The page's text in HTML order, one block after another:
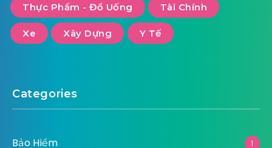
Thực Phẩm - Đồ Uống Tài Chính
Xe Xây Dựng Y Tế
Categories
Bảo Hiểm 1